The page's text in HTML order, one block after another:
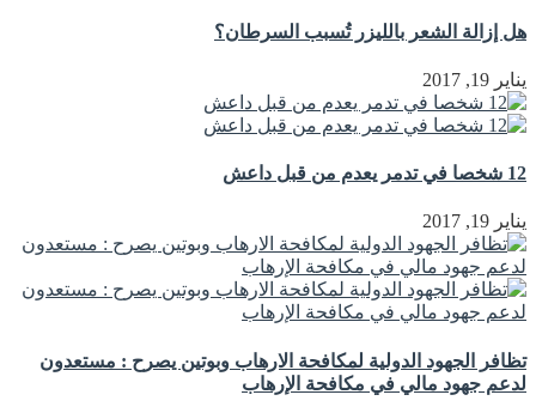
هل إزالة الشعر بالليزر تُسبب السرطان؟
يناير 19, 2017
12 شخصا في تدمر يعدم من قبل داعش
يناير 19, 2017
تظافر الجهود الدولية لمكافحة الارهاب وبوتين يصرح : مستعدون
لدعم جهود مالي في مكافحة الإرهاب